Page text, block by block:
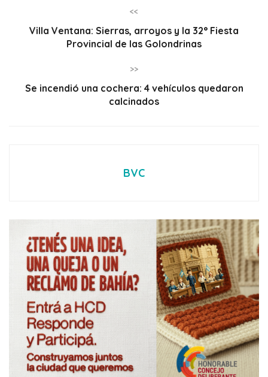
<<
Villa Ventana: Sierras, arroyos y la 32° Fiesta
Provincial de las Golondrinas
>>
Se incendió una cochera: 4 vehículos quedaron
calcinados
BVC